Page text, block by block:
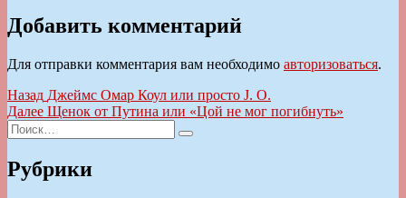
Добавить комментарий
Для отправки комментария вам необходимо авторизоваться.
Навигация
по
записям
Назад Предыдущая
запись:
Джеймс Омар Коул или просто J. O.
Далее Следующая
Щенок от Путина или «Цой не мог погибнуть»
Искать:
Поиск
Рубрики